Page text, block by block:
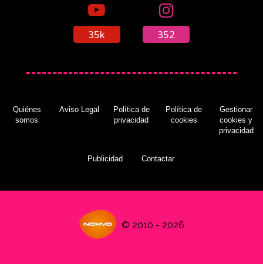
35k 352
Quiénes
somos
Aviso Legal
Política de
privacidad
Política de
cookies
Gestionar
cookies y
privacidad
Publicidad Contactar
© 2010 - 2026